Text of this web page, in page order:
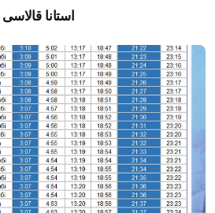
استانا قالاسى